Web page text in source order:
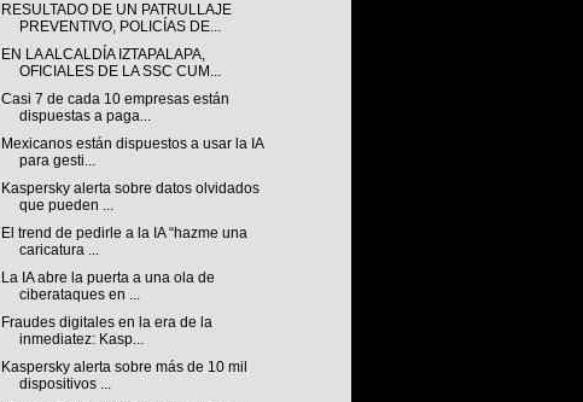
RESULTADO DE UN PATRULLAJE
PREVENTIVO, POLICÍAS DE...
EN LA ALCALDÍA IZTAPALAPA,
OFICIALES DE LA SSC CUM...
Casi 7 de cada 10 empresas están
dispuestas a paga...
Mexicanos están dispuestos a usar la IA
para gesti...
Kaspersky alerta sobre datos olvidados
que pueden ...
El trend de pedirle a la IA “hazme una
caricatura ...
La IA abre la puerta a una ola de
ciberataques en ...
Fraudes digitales en la era de la
inmediatez: Kasp...
Kaspersky alerta sobre más de 10 mil
dispositivos ...